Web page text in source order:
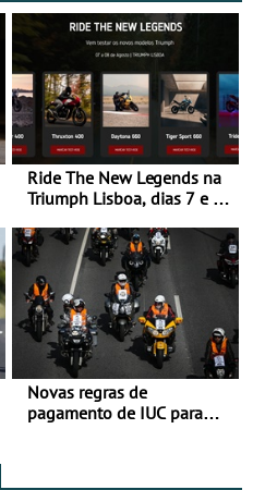
Ride The New Legends na
Triumph Lisboa, dias 7 e 8
Novas regras de
pagamento de IUC para